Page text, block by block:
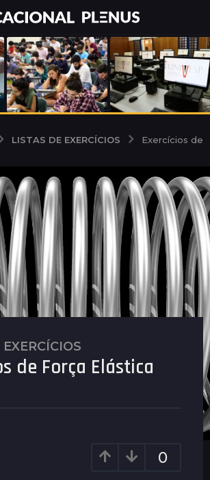
LISTAS DE EXERCÍCIOS
Exercícios de
de Força Elástica
0